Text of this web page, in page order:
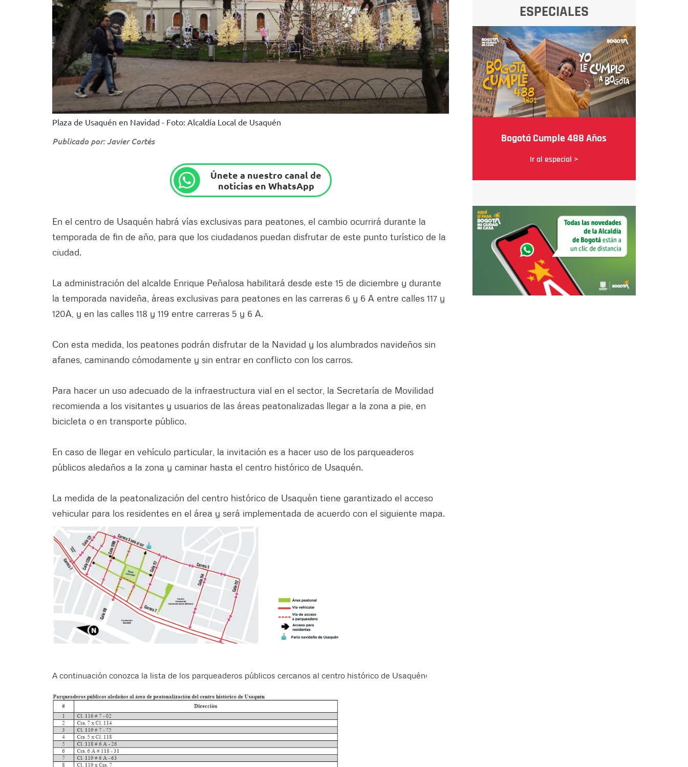
Plaza de Usaquén en Navidad - Foto: Alcaldía Local de Usaquén
Publicado por: Javier Cortés
Únete a nuestro canal de
noticias en WhatsApp
En el centro de Usaquén habrá vías exclusivas para peatones, el cambio ocurrirá durante la
temporada de fin de año, para que los ciudadanos puedan disfrutar de este punto turístico de la
ciudad.
La administración del alcalde Enrique Peñalosa habilitará desde este 15 de diciembre y durante
la temporada navideña, áreas exclusivas para peatones en las carreras 6 y 6 A entre calles 117 y
120A, y en las calles 118 y 119 entre carreras 5 y 6 A.
Con esta medida, los peatones podrán disfrutar de la Navidad y los alumbrados navideños sin
afanes, caminando cómodamente y sin entrar en conflicto con los carros.
Para hacer un uso adecuado de la infraestructura vial en el sector, la Secretaría de Movilidad
recomienda a los visitantes y usuarios de las áreas peatonalizadas llegar a la zona a pie, en
bicicleta o en transporte público.
En caso de llegar en vehículo particular, la invitación es a hacer uso de los parqueaderos
públicos aledaños a la zona y caminar hasta el centro histórico de Usaquén.
La medida de la peatonalización del centro histórico de Usaquén tiene garantizado el acceso
vehicular para los residentes en el área y será implementada de acuerdo con el siguiente mapa.
A continuación conozca la lista de los parqueaderos públicos cercanos al centro histórico de Usaquén:
ESPECIALES
Bogotá Cumple 488 Años
Ir al especial >